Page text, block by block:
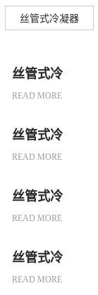
丝管式冷凝器
丝管式冷
凝器
READ MORE
丝管式冷
凝器
READ MORE
丝管式冷
凝器
READ MORE
丝管式冷
凝器
READ MORE